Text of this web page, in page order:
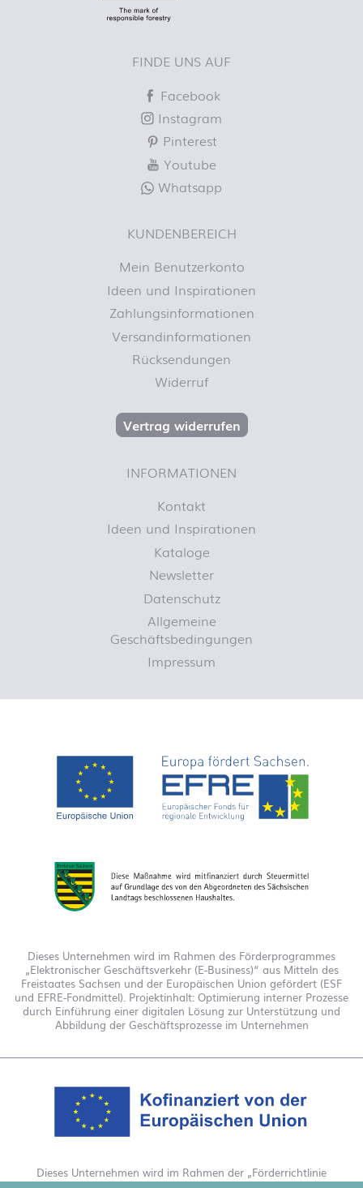
FINDE UNS AUF
Facebook
Instagram
Pinterest
Youtube
Whatsapp
KUNDENBEREICH
Mein Benutzerkonto
Ideen und Inspirationen
Zahlungsinformationen
Versandinformationen
Rücksendungen
Widerruf
Vertrag widerrufen
INFORMATIONEN
Kontakt
Ideen und Inspirationen
Kataloge
Newsletter
Datenschutz
Allgemeine
Geschäftsbedingungen
Impressum
Dieses Unternehmen wird im Rahmen des Förderprogrammes
„Elektronischer Geschäftsverkehr (E-Business)“ aus Mitteln des
Freistaates Sachsen und der Europäischen Union gefördert (ESF
und EFRE-Fondmittel). Projektinhalt: Optimierung interner Prozesse
durch Einführung einer digitalen Lösung zur Unterstützung und
Abbildung der Geschäftsprozesse im Unternehmen
Dieses Unternehmen wird im Rahmen der „Förderrichtlinie